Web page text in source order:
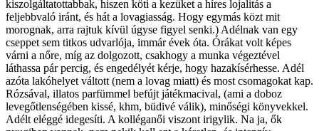
kiszolgáltatottabbak, hiszen köti a kezüket a híres lojalitás a
feljebbvaló iránt, és hát a lovagiasság. Hogy egymás közt mit
morognak, arra rajtuk kívül úgyse figyel senki.) Adélnak van egy
cseppet sem titkos udvarlója, immár évek óta. Órákat volt képes
várni a nőre, míg az dolgozott, csakhogy a munka végeztével
láthassa pár percig, és engedélyét kérje, hogy hazakísérhesse. Adél
azóta lakóhelyet váltott (nem a lovag miatt) és most csomagokat kap.
Rózsával, illatos parfümmel befújt játékmacival, (ami a doboz
levegőtlenségében kissé, khm, büdivé válik), minőségi könyvekkel.
Adélt eléggé idegesíti. A kolléganői viszont irigylik. Na ja, ők